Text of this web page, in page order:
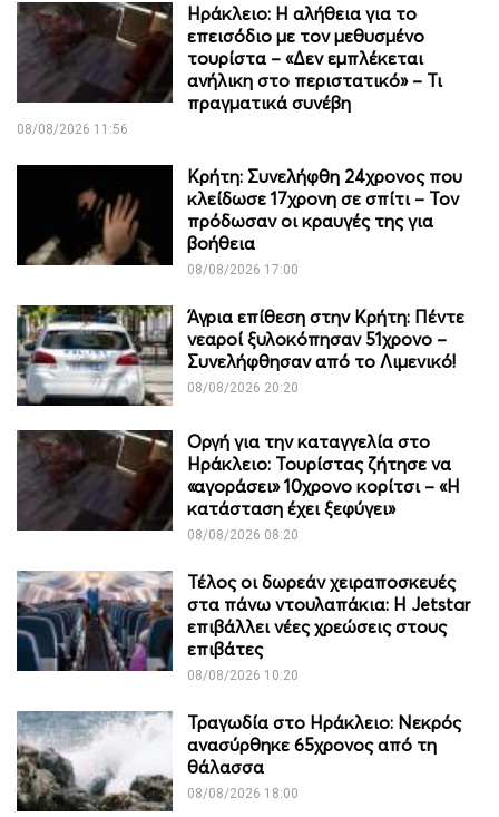
Ηράκλειο: Η αλήθεια για το
επεισόδιο με τον μεθυσμένο
τουρίστα – «Δεν εμπλέκεται
ανήλικη στο περιστατικό» – Τι
πραγματικά συνέβη
08/08/2026 11:56
Κρήτη: Συνελήφθη 24χρονος που
κλείδωσε 17χρονη σε σπίτι – Τον
πρόδωσαν οι κραυγές της για
βοήθεια
08/08/2026 17:00
Άγρια επίθεση στην Κρήτη: Πέντε
νεαροί ξυλοκόπησαν 51χρονο –
Συνελήφθησαν από το Λιμενικό!
08/08/2026 20:20
Οργή για την καταγγελία στο
Ηράκλειο: Τουρίστας ζήτησε να
«αγοράσει» 10χρονο κορίτσι – «Η
κατάσταση έχει ξεφύγει»
08/08/2026 08:20
Τέλος οι δωρεάν χειραποσκευές
στα πάνω ντουλαπάκια: Η Jetstar
επιβάλλει νέες χρεώσεις στους
επιβάτες
08/08/2026 10:20
Τραγωδία στο Ηράκλειο: Νεκρός
ανασύρθηκε 65χρονος από τη
θάλασσα
08/08/2026 18:00